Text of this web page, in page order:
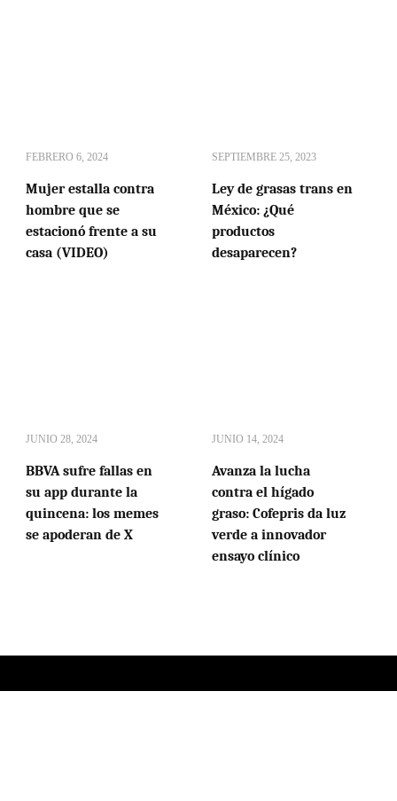
FEBRERO 6, 2024
Mujer estalla contra
hombre que se
estacionó frente a su
casa (VIDEO)
SEPTIEMBRE 25, 2023
Ley de grasas trans en
México: ¿Qué
productos
desaparecen?
JUNIO 28, 2024
BBVA sufre fallas en
su app durante la
quincena: los memes
se apoderan de X
JUNIO 14, 2024
Avanza la lucha
contra el hígado
graso: Cofepris da luz
verde a innovador
ensayo clínico